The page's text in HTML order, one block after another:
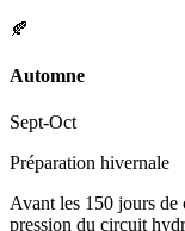
🍂
Automne
Sept-Oct
Préparation hivernale
Avant les 150 jours
pression du circuit